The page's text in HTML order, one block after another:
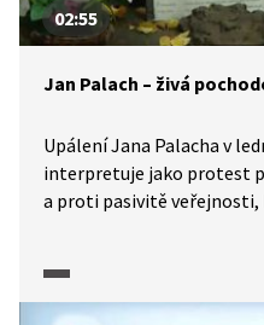
02:55
Jan Palach – živá
Upálení Jana Palacha v
interpretuje jako protest
a proti pasivitě
podle něj vést k dalším
studentstva a zburcovat